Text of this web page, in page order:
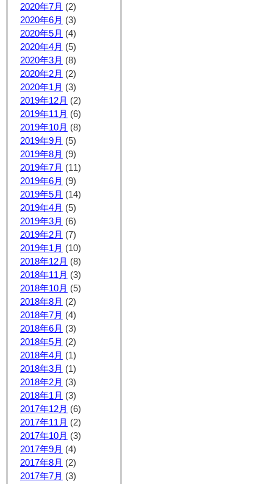
2020年7月 (2)
2020年6月 (3)
2020年5月 (4)
2020年4月 (5)
2020年3月 (8)
2020年2月 (2)
2020年1月 (3)
2019年12月 (2)
2019年11月 (6)
2019年10月 (8)
2019年9月 (5)
2019年8月 (9)
2019年7月 (11)
2019年6月 (9)
2019年5月 (14)
2019年4月 (5)
2019年3月 (6)
2019年2月 (7)
2019年1月 (10)
2018年12月 (8)
2018年11月 (3)
2018年10月 (5)
2018年8月 (2)
2018年7月 (4)
2018年6月 (3)
2018年5月 (2)
2018年4月 (1)
2018年3月 (1)
2018年2月 (3)
2018年1月 (3)
2017年12月 (6)
2017年11月 (2)
2017年10月 (3)
2017年9月 (4)
2017年8月 (2)
2017年7月 (3)